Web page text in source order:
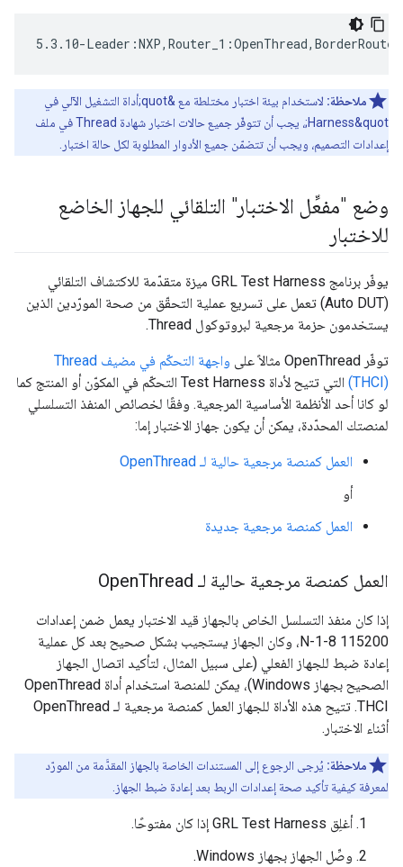
5.3.10-
ملاحظة:
لاستخدام بيئة اختبار مختلطة مع &quot;أداة التشغيل الآلي في
Harness&quot;، يجب أن تتوفّر جميع حالات اختبار شهادة Thread في ملف
إعدادات التصميم، ويجب أن تتضمّن جميع الأدوار المطلوبة لكل حالة اختبار.
وضع "مفعِّل الاختبار" التلقائي للجهاز الخاضع
للاختبار
يوفّر برنامج GRL Test Harness ميزة متقدّمة للاكتشاف التلقائي
(Auto DUT) تعمل على تسريع عملية التحقّق من صحة المورّدين الذين
يستخدمون حزمة مرجعية لبروتوكول Thread.
توفّر OpenThread مثالاً على
واجهة التحكّم في مضيف Thread
(THCI)
التي تتيح لأداة Test Harness التحكّم في المكوّن أو المنتج كما
لو كانا أحد الأنظمة الأساسية المرجعية. وفقًا لخصائص المنفذ التسلسلي
لمنصتك المحدّدة، يمكن أن يكون جهاز الاختبار إما:
العمل كمنصة مرجعية حالية لـ OpenThread
أو
العمل كمنصة مرجعية جديدة
العمل كمنصة مرجعية حالية لـ Open Thread
إذا كان منفذ التسلسل الخاص بالجهاز قيد الاختبار يعمل ضمن إعدادات
115200 8-N-1، وكان الجهاز يستجيب بشكل صحيح بعد كل عملية
إعادة ضبط للجهاز الفعلي (على سبيل المثال، لتأكيد اتصال الجهاز
الصحيح بجهاز Windows)، يمكن للمنصة استخدام أداة OpenThread
THCI. تتيح هذه الأداة للجهاز العمل كمنصة مرجعية لـ OpenThread
أثناء الاختبار.
ملاحظة: يُرجى الرجوع إلى المستندات الخاصة بالجهاز المقدَّمة من المورّد
لمعرفة كيفية تأكيد صحة إعدادات الربط بعد إعادة ضبط الجهاز.
أغلِق GRL Test Harness إذا كان مفتوحًا.
وصِّل الجهاز بجهاز Windows.